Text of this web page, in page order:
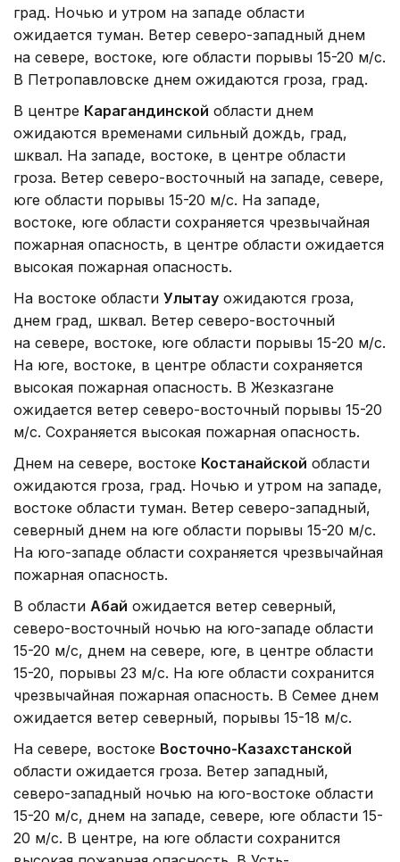
град. Ночью и утром на западе области
ожидается туман. Ветер северо-западный днем
на севере, востоке, юге области порывы 15-20 м/с.
В Петропавловске днем ожидаются гроза, град.
В центре Карагандинской области днем
ожидаются временами сильный дождь, град,
шквал. На западе, востоке, в центре области
гроза. Ветер северо-восточный на западе, севере,
юге области порывы 15-20 м/с. На западе,
востоке, юге области сохраняется чрезвычайная
пожарная опасность, в центре области ожидается
высокая пожарная опасность.
На востоке области Улытау ожидаются гроза,
днем град, шквал. Ветер северо-восточный
на севере, востоке, юге области порывы 15-20 м/с.
На юге, востоке, в центре области сохраняется
высокая пожарная опасность. В Жезказгане
ожидается ветер северо-восточный порывы 15-20
м/с. Сохраняется высокая пожарная опасность.
Днем на севере, востоке Костанайской области
ожидаются гроза, град. Ночью и утром на западе,
востоке области туман. Ветер северо-западный,
северный днем на юге области порывы 15-20 м/с.
На юго-западе области сохраняется чрезвычайная
пожарная опасность.
В области Абай ожидается ветер северный,
северо-восточный ночью на юго-западе области
15-20 м/с, днем на севере, юге, в центре области
15-20, порывы 23 м/с. На юге области сохранится
чрезвычайная пожарная опасность. В Семее днем
ожидается ветер северный, порывы 15-18 м/с.
На севере, востоке Восточно-Казахстанской
области ожидается гроза. Ветер западный,
северо-западный ночью на юго-востоке области
15-20 м/с, днем на западе, севере, юге области 15-
20 м/с. В центре, на юге области сохранится